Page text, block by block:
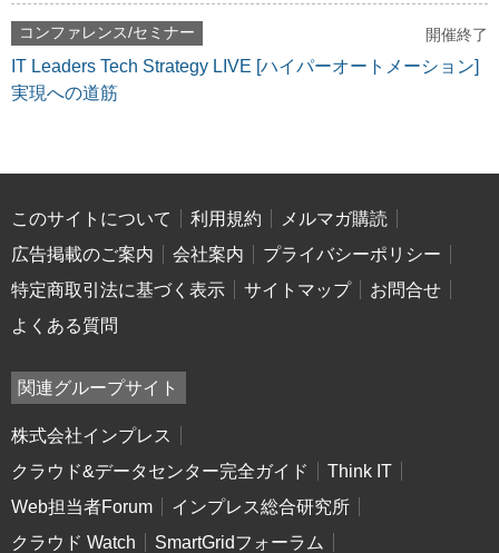
コンファレンス/セミナー 開催終了
IT Leaders Tech Strategy LIVE [ハイパーオートメーション]
実現への道筋
このサイトについて 利用規約
メルマガ購読
広告掲載のご案内
会社案内
プライバシーポリシー
特定商取引法に基づく表示
サイトマップ
お問合せ
よくある質問
関連グループサイト
株式会社インプレス
クラウド&データセンター完全ガイド
Think IT
Web担当者Forum
インプレス総合研究所
クラウド Watch
SmartGridフォーラム